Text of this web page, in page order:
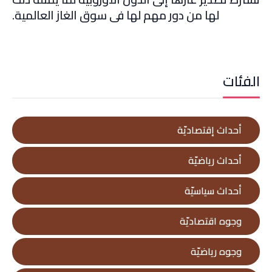
لها من دور مهم لها في سوق الغاز العالمية.
الفئات
أحداث إقتصاديّة
أحداث رياضيّة
أحداث سياسيّة
وجوه اقتصاديّة
وجوه رياضيّة